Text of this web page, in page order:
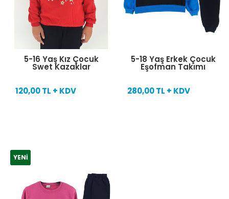
5-16 Yaş Kız Çocuk
Swet Kazaklar
120,00 TL + KDV
5-18 Yaş Erkek Çocuk
Eşofman Takımı
280,00 TL + KDV
YENI